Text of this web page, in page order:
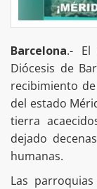
Barcelona.- El
Diócesis de
recibimiento
del estado
tierra
dejado
humanas.
Las